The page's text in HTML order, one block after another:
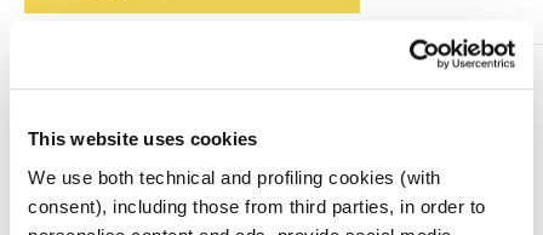
This website uses cookies
We use both technical and profiling cookies (with
consent), including those from third parties, in order to
alle
pelli particolarmente sensibili e fragili, con tampone
assorbente.